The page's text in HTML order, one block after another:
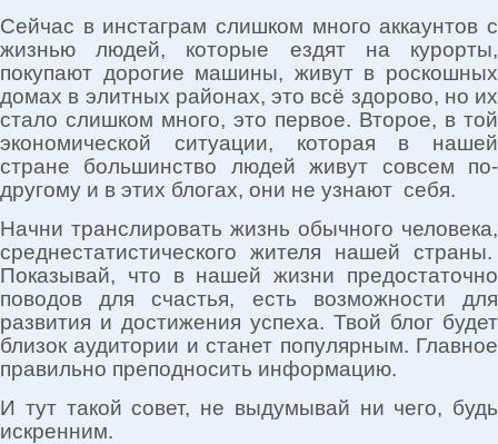
Сейчас в инстаграм слишком много аккаунтов с
жизнью людей, которые ездят на курорты,
покупают дорогие машины, живут в роскошных
домах в элитных районах, это всё здорово, но их
стало слишком много, это первое. Второе, в той
экономической ситуации, которая в нашей
стране большинство людей живут совсем по-
другому и в этих блогах, они не узнают себя.
Начни транслировать жизнь обычного человека,
среднестатистического жителя нашей страны.
Показывай, что в нашей жизни предостаточно
поводов для счастья, есть возможности для
развития и достижения успеха. Твой блог будет
близок аудитории и станет популярным. Главное
правильно преподносить информацию.
И тут такой совет, не выдумывай ни чего, будь
искренним.